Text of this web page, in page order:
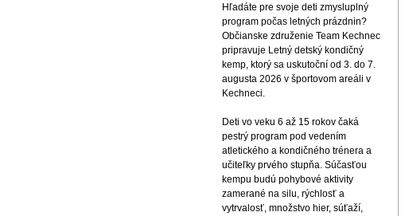
Hľadáte pre svoje deti zmysluplný
program počas letných prázdnin?
Občianske združenie Team Kechnec
pripravuje Letný detský kondičný
kemp, ktorý sa uskutoční od 3. do 7.
augusta 2026 v športovom areáli v
Kechneci.
Deti vo veku 6 až 15 rokov čaká
pestrý program pod vedením
atletického a kondičného trénera a
učiteľky prvého stupňa. Súčasťou
kempu budú pohybové aktivity
zamerané na silu, rýchlosť a
vytrvalosť, množstvo hier, súťaží,